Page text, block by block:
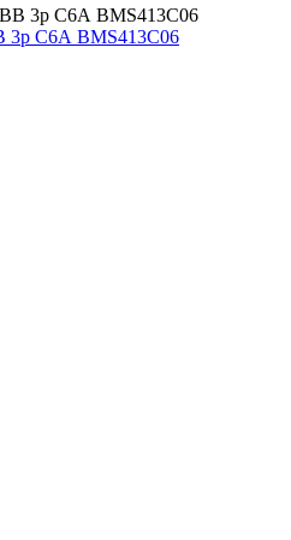
3р С6А BMS413C06